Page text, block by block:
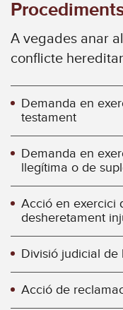
A vegades anar
conflicte
Demanda en
testament
Demanda en
llegítima o de
Acció en exercici
desheretament
Divisió judicial de
Acció de